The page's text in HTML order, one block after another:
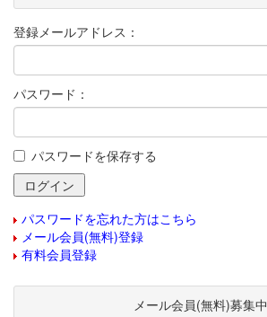
登録メールアドレス：
パスワード：
パスワードを保存する
パスワードを忘れた方はこちら
メール会員(無料)登録
有料会員登録
メール会員(無料)募集中